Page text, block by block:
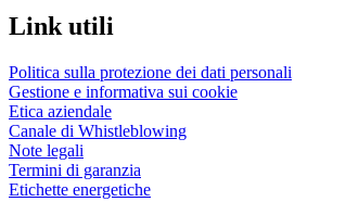
Link utili
Politica sulla protezione dei dati personali
Gestione e informativa sui cookie
Etica aziendale
Canale di Whistleblowing
Note legali
Termini di garanzia
Etichette energetiche